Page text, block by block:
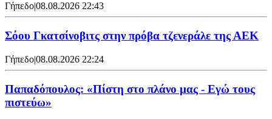
Γήπεδο|08.08.2026 22:43
Σόου Γκατσίνοβιτς στην πρόβα τζενεράλε της ΑΕΚ
Γήπεδο|08.08.2026 22:24
Παπαδόπουλος: «Πίστη στο πλάνο μας - Εγώ τους
πιστεύω»